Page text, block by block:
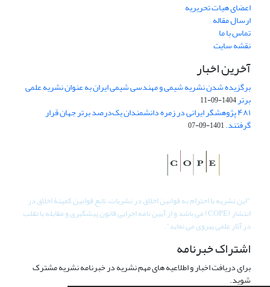
اعضای هیات تحریریه
ارسال مقاله
تماس با ما
نقشه سایت
آخرین اخبار
برگزیده شدن نشریه شیمی و مهندسی شیمی ایران به عنوان نشریه علمی
برتر1404-09-11
۴۸۱ پژوهشگر ایرانی در زمره دانشمندان یک‌درصد برتر جهان قرار
گرفتند.1401-09-07
"این نشریه با احترام به قوانین اخلاق در نشریات، تابع قوانین کمیتۀ اخلاق در
انتشار (COPE) می باشد و از آیین نامه اجرایی قانون پیشگیری و مقابله با تقلب
در آثار علمی پیروی می نماید".
اشتراک خبرنامه
برای دریافت اخبار و اطلاعیه های مهم نشریه در خبرنامه نشریه مشترک
شوید.